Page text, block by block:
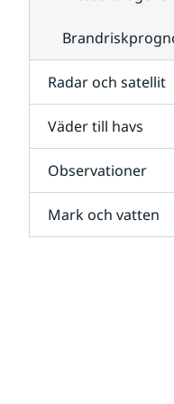
Radar och satellit
Väder till havs
Observationer
Mark och vatten